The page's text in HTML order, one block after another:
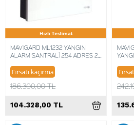
Hızlı Teslimat
MAVIGARD ML1232 YANGIN
ALARM SANTRALİ 254 ADRES 2
Fırsatı kaçırma
186.300,00 TL
104.328,00 TL